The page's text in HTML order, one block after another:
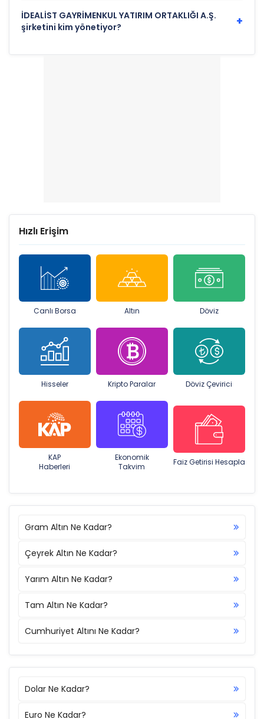
İDEALİST GAYRİMENKUL YATIRIM ORTAKLIĞI A.Ş.
şirketini kim yönetiyor?
+
Hızlı Erişim
Canlı Borsa Altın Döviz
Hisseler Kripto Paralar Döviz Çevirici
KAP
Haberleri
Ekonomik
Takvim
Faiz Getirisi Hesapla
Gram Altın Ne Kadar?
Çeyrek Altın Ne Kadar?
Yarım Altın Ne Kadar?
Tam Altın Ne Kadar?
Cumhuriyet Altını Ne Kadar?
Dolar Ne Kadar?
Euro Ne Kadar?